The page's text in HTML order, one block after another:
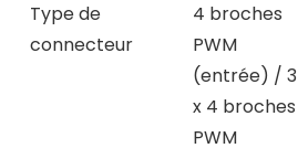
Type de
connecteur
4 broches
PWM
(entrée) / 3
x 4 broches
PWM